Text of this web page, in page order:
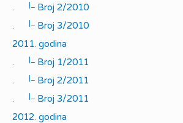
.
|_
Broj 2/2010
.
|_
Broj 3/2010
2011. godina
.
|_
Broj 1/2011
.
|_
Broj 2/2011
.
|_
Broj 3/2011
2012. godina